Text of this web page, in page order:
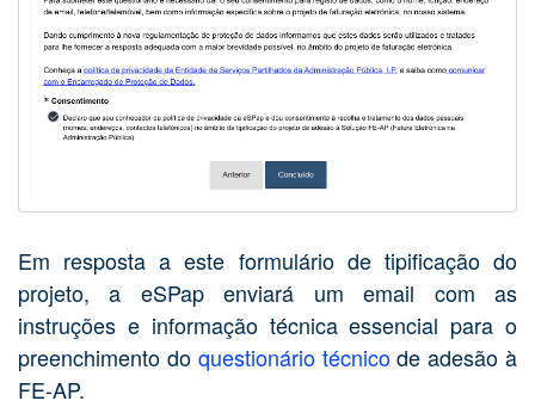
Em resposta a este formulário de tipificação do
projeto, a eSPap enviará um email com as
instruções e informação técnica essencial para o
preenchimento do questionário técnicode adesão à
FE-AP.